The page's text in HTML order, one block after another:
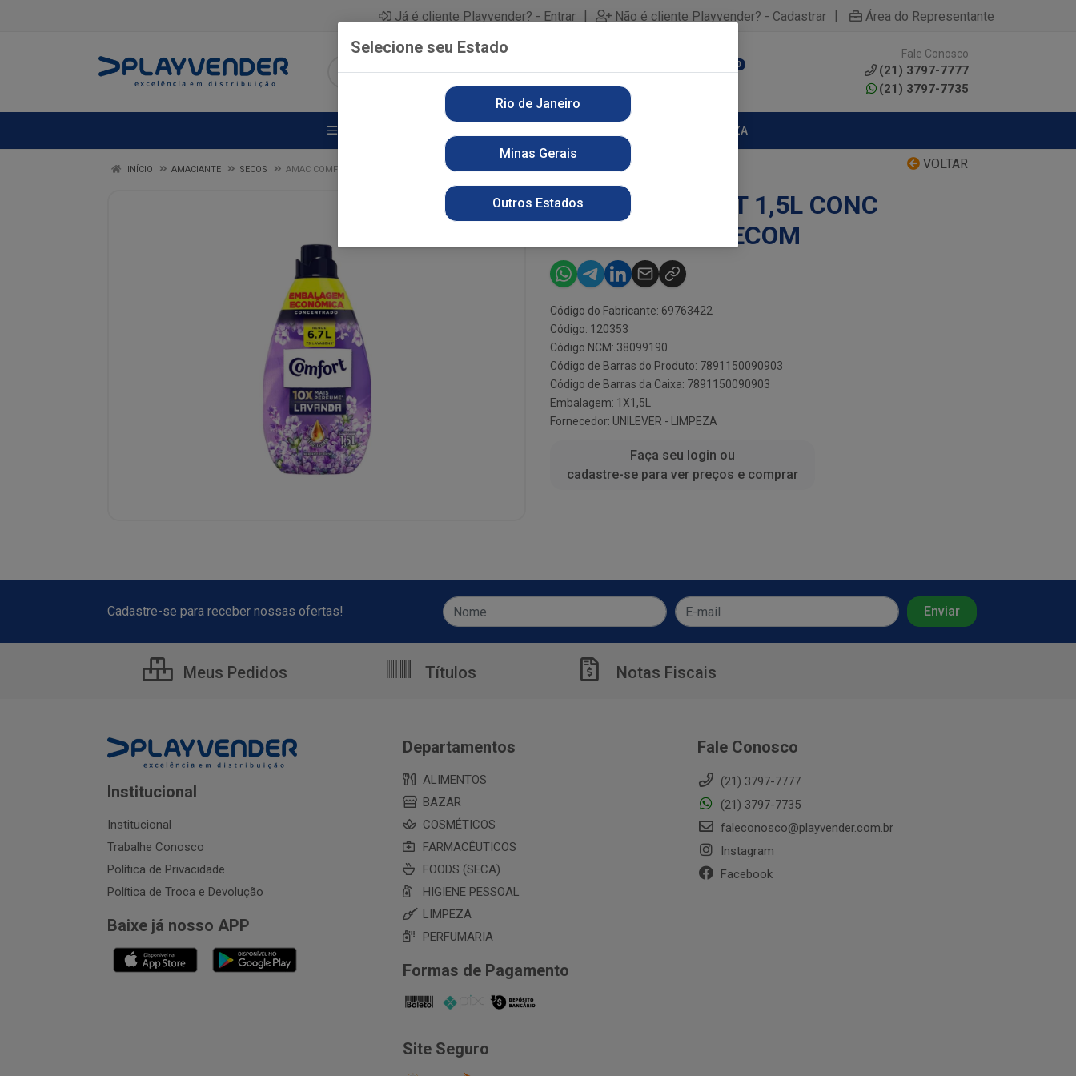
Já é cliente Playvender? - Entrar | Não é cliente Playvender? - Cadastrar | Área do Representante
0
Fale Conosco
(21) 3797-7777
(21) 3797-7735
LIMPEZA
VOLTAR
INÍCIO AMACIANTE SECOS AMAC COMFORT 1,5L CONC LAVANDA EMB ECOM
AMAC COMFORT 1,5L CONC
LAVANDA EMB ECOM
Código do Fabricante: 69763422
Código: 120353
Código NCM: 38099190
Código de Barras do Produto: 7891150090903
Código de Barras da Caixa: 7891150090903
Embalagem: 1X1,5L
Fornecedor: UNILEVER - LIMPEZA
Faça seu login ou
cadastre-se para ver preços e comprar
Cadastre-se para receber nossas ofertas!
Meus Pedidos Títulos Notas Fiscais
Institucional
Institucional
Trabalhe Conosco
Política de Privacidade
Política de Troca e Devolução
Baixe já nosso APP
Departamentos
ALIMENTOS
BAZAR
COSMÉTICOS
FARMACÊUTICOS
FOODS (SECA)
HIGIENE PESSOAL
LIMPEZA
PERFUMARIA
Formas de Pagamento
Site Seguro
Fale Conosco
(21) 3797-7777
(21) 3797-7735
faleconosco@playvender.com.br
Instagram
Facebook
Selecione seu Estado
Rio de Janeiro
Minas Gerais
Outros Estados